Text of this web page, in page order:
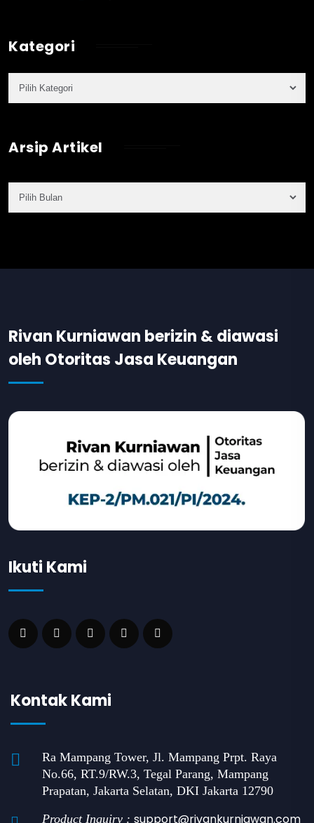
Kategori
Arsip Artikel
Rivan Kurniawan berizin & diawasi
oleh Otoritas Jasa Keuangan
Ikuti Kami
Kontak Kami
Ra Mampang Tower, Jl. Mampang Prpt. Raya
No.66, RT.9/RW.3, Tegal Parang, Mampang
Prapatan, Jakarta Selatan, DKI Jakarta 12790
Product Inquiry : support@rivankurniawan.com